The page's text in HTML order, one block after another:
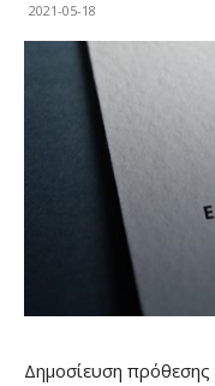
2021-05-18
Δημοσίευση